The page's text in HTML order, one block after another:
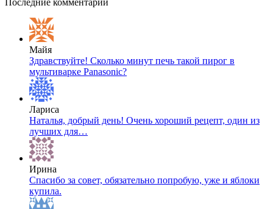
Майя
Здравствуйте! Сколько минут печь такой пирог в
мультиварке Panasonic?
Лариса
Наталья, добрый день! Очень хороший рецепт, один из
лучших для…
Ирина
Спасибо за совет, обязательно попробую, уже и яблоки
купила.